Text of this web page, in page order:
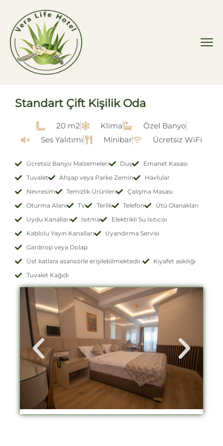
Standart Çift Kişilik Oda
20 m2 Klima
Özel Banyo
Ses Yalıtımı
Minibar Ücretsiz WiFi
Ücretsiz Banyo Malzemeleri Duş
Emanet Kasası
Tuvalet
Ahşap veya Parke Zemin
Havlular
Nevresim
Temizlik Ürünleri
Çalışma Masası
Oturma Alanı
TV Terlik Telefon
Ütü Olanakları
Uydu Kanalları
Isıtma
Elektrikli Su Isıtıcısı
Kablolu Yayın Kanalları
Uyandırma Servisi
Gardırop veya Dolap
Üst katlara asansörle erişilebilmektedir.
Kıyafet askılığı
Tuvalet Kağıdı